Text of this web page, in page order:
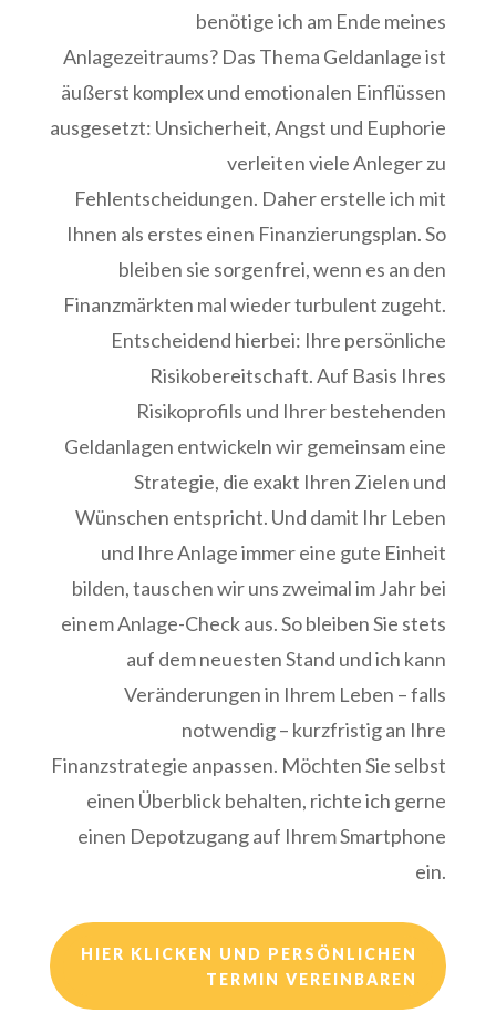
benötige ich am Ende meines
Anlagezeitraums? Das Thema Geldanlage ist
äußerst komplex und emotionalen Einflüssen
ausgesetzt: Unsicherheit, Angst und Euphorie
verleiten viele Anleger zu
Fehlentscheidungen. Daher erstelle ich mit
Ihnen als erstes einen Finanzierungsplan. So
bleiben sie sorgenfrei, wenn es an den
Finanzmärkten mal wieder turbulent zugeht.
Entscheidend hierbei: Ihre persönliche
Risikobereitschaft. Auf Basis Ihres
Risikoprofils und Ihrer bestehenden
Geldanlagen entwickeln wir gemeinsam eine
Strategie, die exakt Ihren Zielen und
Wünschen entspricht. Und damit Ihr Leben
und Ihre Anlage immer eine gute Einheit
bilden, tauschen wir uns zweimal im Jahr bei
einem Anlage-Check aus. So bleiben Sie stets
auf dem neuesten Stand und ich kann
Veränderungen in Ihrem Leben – falls
notwendig – kurzfristig an Ihre
Finanzstrategie anpassen. Möchten Sie selbst
einen Überblick behalten, richte ich gerne
einen Depotzugang auf Ihrem Smartphone
ein.
HIER KLICKEN UND PERSÖNLICHEN
TERMIN VEREINBAREN